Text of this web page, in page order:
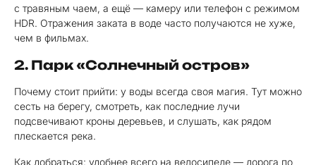
с травяным чаем, а ещё — камеру или телефон с режимом
HDR. Отражения заката в воде часто получаются не хуже,
чем в фильмах.
2. Парк «Солнечный остров»
Почему стоит прийти: у воды всегда своя магия. Тут можно
сесть на берегу, смотреть, как последние лучи
подсвечивают кроны деревьев, и слушать, как рядом
плескается река.
Как добраться: удобнее всего на велосипеде — дорога по